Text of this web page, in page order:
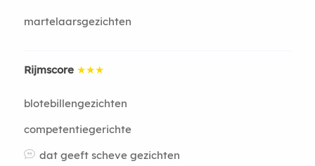
martelaarsgezichten
Rijmscore ★★★
blotebillengezichten
competentiegerichte
dat geeft scheve gezichten